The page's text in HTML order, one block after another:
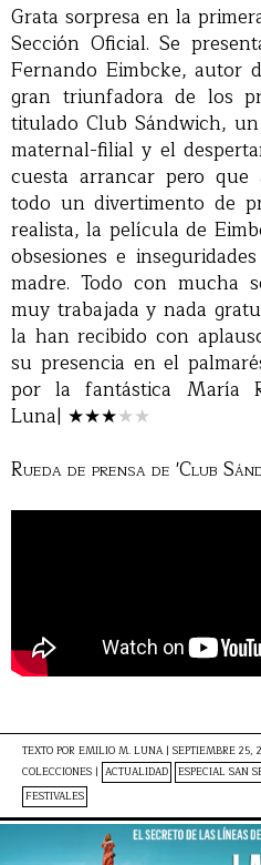
Grata sorpresa en la
Sección Oficial. Se
Fernando Eimbcke, autor
gran triunfadora de los
titulado Club Sándwich,
maternal-filial y el
cuesta arrancar pero que
todo un divertimento de
realista, la película de
obsesiones e
madre. Todo con mucha
muy trabajada y nada
la han recibido con
su presencia en el
por la fantástica María
Luna| ★★★★★
Rueda de prensa de 'Club
TEXTO POR EMILIO M. LUNA | SEPTIEMBRE 25,
COLECCIONES | ACTUALIDAD ESPECIAL SAN
FESTIVALES